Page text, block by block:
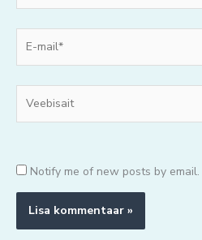
mail*
Notify me of new posts by email.